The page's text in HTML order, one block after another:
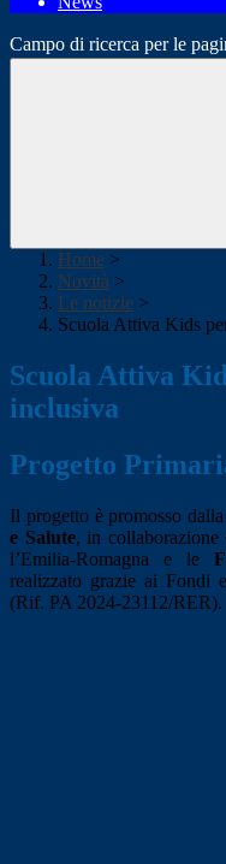
Campo di ricerca per le
Home >
Novità >
Le notizie >
Scuola Attiva Kids
Scuola Attiva
inclusiva
Progetto
Il progetto è promosso dalla
e Salute, in
l’Emilia-Romagna e le
realizzato grazie ai Fondi
(Rif. PA 2024-23112/RER).